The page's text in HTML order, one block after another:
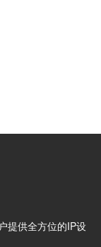
提供全方位的IP设